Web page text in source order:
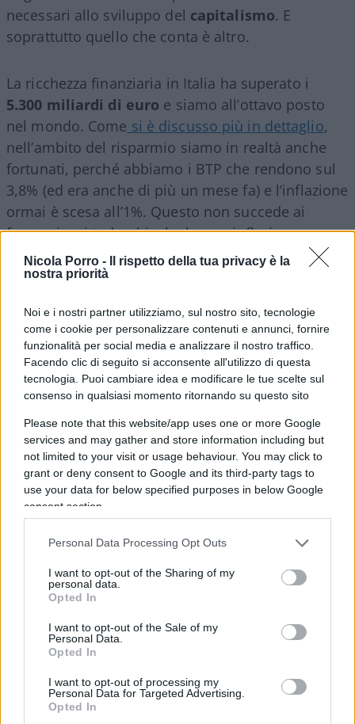
Nicola Porro -
Il rispetto della tua privacy è la
nostra priorità
Noi e i nostri partner utilizziamo, sul nostro sito, tecnologie
come i cookie per personalizzare contenuti e annunci, fornire
funzionalità per social media e analizzare il nostro traffico.
Facendo clic di seguito si acconsente all'utilizzo di questa
tecnologia. Puoi cambiare idea e modificare le tue scelte sul
consenso in qualsiasi momento ritornando su questo sito
Please note that this website/app uses one or more Google
services and may gather and store information including but
not limited to your visit or usage behaviour. You may click to
grant or deny consent to Google and its third-party tags to
use your data for below specified purposes in below Google
consent section.
Personal Data Processing Opt Outs
I want to opt-out of the Sharing of my
personal data.
Opted In
I want to opt-out of the Sale of my
Personal Data.
Opted In
I want to opt-out of processing my
Personal Data for Targeted Advertising.
Opted In
necessari allo sviluppo del capitalismo. E
soprattutto quello che conta è altro.
La ricchezza finanziaria in Italia ha superato i
5.300 miliardi di euro e siamo all’ottavo posto
nel mondo. Come si è discusso più in dettaglio,
nell’ambito del risparmio siamo in realtà anche
fortunati, perché abbiamo i BTP che rendono sul
3,8% (ed era anche di più un mese fa) e l’inflazione
ormai è scesa all’1%. Questo non succede ai
francesi e ai tedeschi, che hanno inflazione ora
più alta (3,8% e 3,2%) e rendimenti più bassi dei
loro titoli di stato. Ad esempio, un povero
scadenza dieci anni riceve un 1,9% con inflazione
al 3,2%. E infatti non li comprano.
soldi negli ultimi anni son parecchie. Perché
l’inflazione 2021-2023 era da profitti, non da salari
(come quella degli anni ’70 e ’80 con la scala
mobile e i sindacati che ottenevano aumenti
contrattuali del 10% l’anno). Anzi, le statistiche
indicano che gli stipendi italiani
i capitalisti non sanno come ringraziare i sindacati
italiani che si occupano del “sesso degli angeli” e
non solo di quello, ma non di salari. In fin dei
conti è grazie ai sindacati che si deve l’aumento
Anche il PIL è aumentato di molto, da 1.700 a